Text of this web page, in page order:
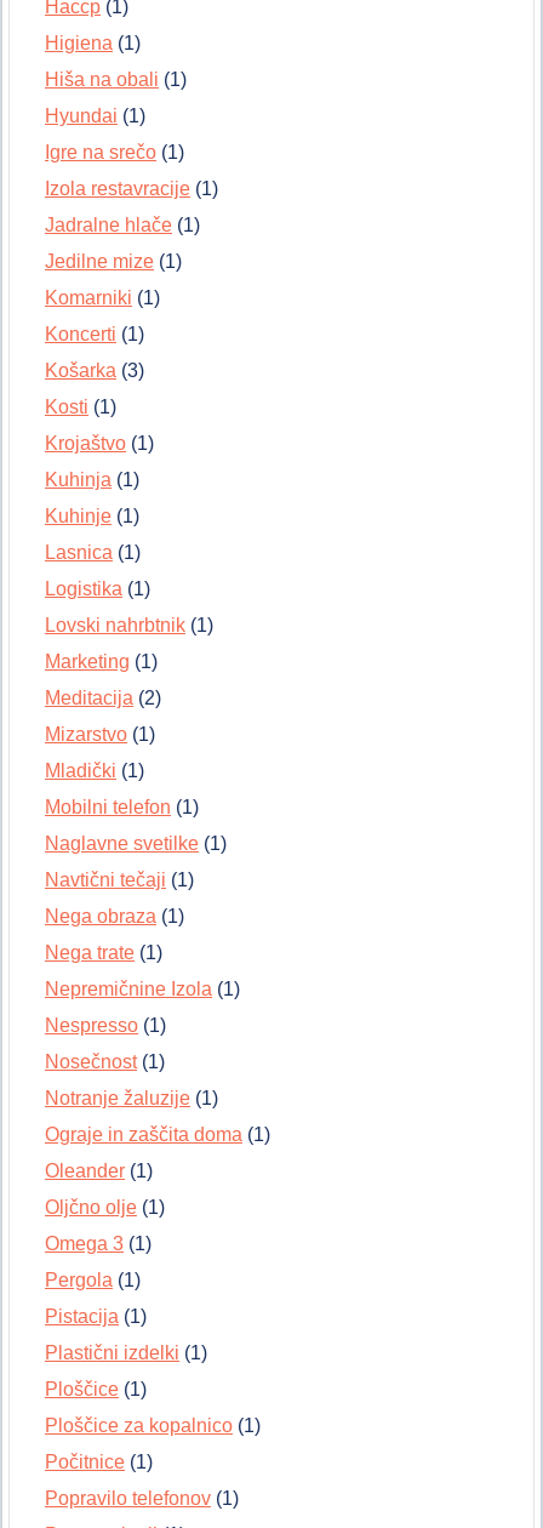
Haccp (1)
Higiena (1)
Hiša na obali (1)
Hyundai (1)
Igre na srečo (1)
Izola restavracije (1)
Jadralne hlače (1)
Jedilne mize (1)
Komarniki (1)
Koncerti (1)
Košarka (3)
Kosti (1)
Krojaštvo (1)
Kuhinja (1)
Kuhinje (1)
Lasnica (1)
Logistika (1)
Lovski nahrbtnik (1)
Marketing (1)
Meditacija (2)
Mizarstvo (1)
Mladički (1)
Mobilni telefon (1)
Naglavne svetilke (1)
Navtični tečaji (1)
Nega obraza (1)
Nega trate (1)
Nepremičnine Izola (1)
Nespresso (1)
Nosečnost(1)
Notranje žaluzije (1)
Ograje in zaščita doma (1)
Oleander (1)
Oljčno olje (1)
Omega 3 (1)
Pergola (1)
Pistacija (1)
Plastični izdelki (1)
Ploščice (1)
Ploščice za kopalnico (1)
Počitnice (1)
Popravilo telefonov (1)